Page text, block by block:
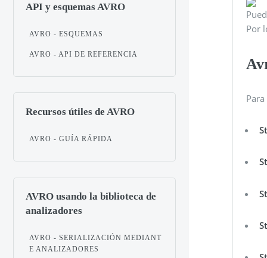
Por
API y esquemas AVRO
AVRO - ESQUEMAS
AVRO - API DE REFERENCIA
Recursos útiles de AVRO
AVRO - GUÍA RÁPIDA
AVRO usando la biblioteca de
analizadores
AVRO - SERIALIZACIÓN MEDIANT
E ANALIZADORES